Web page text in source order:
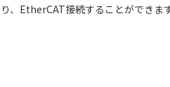
、EtherCAT接続することができます